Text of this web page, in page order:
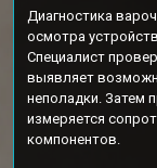
Диагностика
осмотра
Специалист
выявляет
неполадки. Затем
измеряется
компонентов.